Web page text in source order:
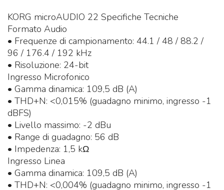
KORG microAUDIO 22 Specifiche Tecniche
Formato Audio
• Frequenze di campionamento: 44.1 / 48 / 88.2 /
96 / 176.4 / 192 kHz
• Risoluzione: 24-bit
Ingresso Microfonico
• Gamma dinamica: 109,5 dB (A)
• THD+N: <0,015% (guadagno minimo, ingresso -1
dBFS)
• Livello massimo: -2 dBu
• Range di guadagno: 56 dB
• Impedenza: 1,5 kΩ
Ingresso Linea
• Gamma dinamica: 109,5 dB (A)
• THD+N: <0,004% (guadagno minimo, ingresso -1